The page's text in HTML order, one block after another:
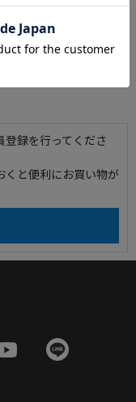
録を行ってくださ
くと便利にお買い物が